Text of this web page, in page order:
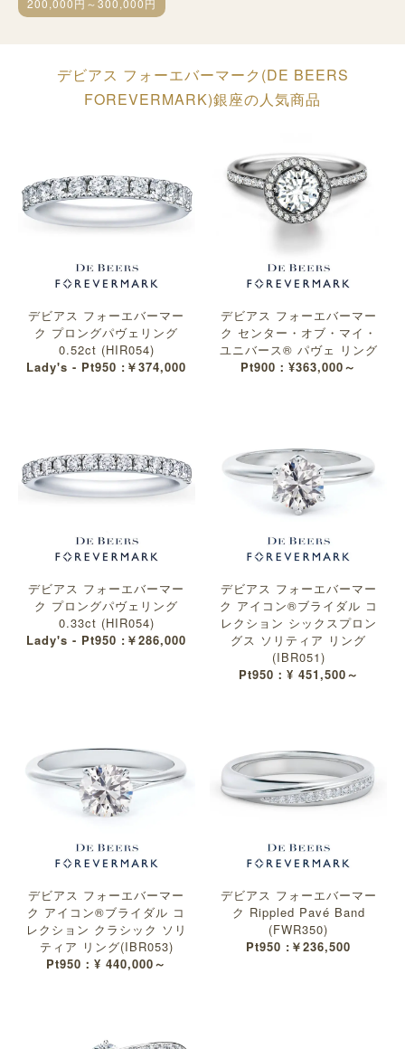
200,000円～300,000円
デビアス フォーエバーマーク(DE BEERS
FOREVERMARK)銀座の人気商品
デビアス フォーエバーマー
ク プロングパヴェリング
0.52ct (HIR054)
Lady's - Pt950 :￥374,000
デビアス フォーエバーマー
ク センター・オブ・マイ・
ユニバース® パヴェ リング
Pt900：¥363,000～
デビアス フォーエバーマー
ク プロングパヴェリング
0.33ct (HIR054)
Lady's - Pt950 :￥286,000
デビアス フォーエバーマー
ク アイコン®︎ブライダル コ
レクション シックスプロン
グス ソリティア リング
(IBR051)
Pt950：¥ 451,500～
デビアス フォーエバーマー
ク アイコン®︎ブライダル コ
レクション クラシック ソリ
ティア リング(IBR053)
Pt950：¥ 440,000～
デビアス フォーエバーマー
ク Rippled Pavé Band
(FWR350)
Pt950 :￥236,500